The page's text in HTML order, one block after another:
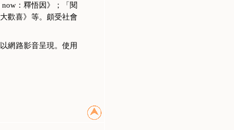
：釋悟因》；「閱
歡喜》等。頗受社會
網路影音呈現。使用